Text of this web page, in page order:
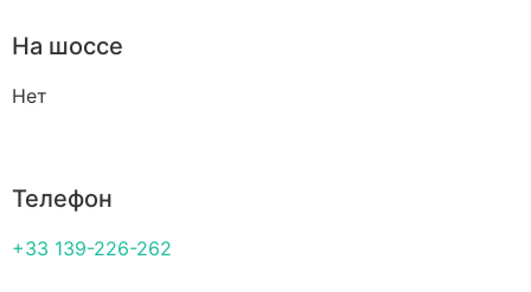
На шоссе
Нет
Телефон
+33 139-226-262